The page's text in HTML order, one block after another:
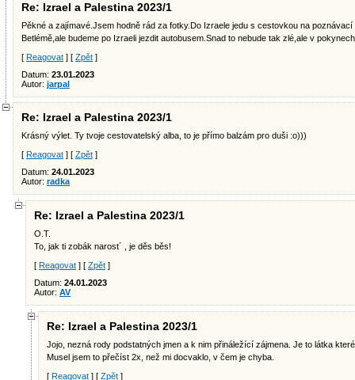
Re: Izrael a Palestina 2023/1
Pěkné a zajímavé.Jsem hodně rád za fotky.Do Izraele jedu s cestovkou na
Betlémě,ale budeme po Izraeli jezdit autobusem.Snad to nebude tak zlé,ale v
[ Reagovat ] [ Zpět ]
Datum: 23.01.2023
Autor: jarpal
Re: Izrael a Palestina 2023/1
Krásný výlet. Ty tvoje cestovatelský alba, to je přímo balzám pro duši :o)))
[ Reagovat ] [ Zpět ]
Datum: 24.01.2023
Autor: radka
Re: Izrael a Palestina 2023/1
O.T.
To, jak ti zobák narost´ , je děs běs!
[ Reagovat ] [ Zpět ]
Datum: 24.01.2023
Autor: AV
Re: Izrael a Palestina 2023/1
Jojo, nezná rody podstatných jmen a k nim přináležící zájmena. Je to látka
Musel jsem to přečíst 2x, než mi docvaklo, v čem je chyba.
[ Reagovat ] [ Zpět ]